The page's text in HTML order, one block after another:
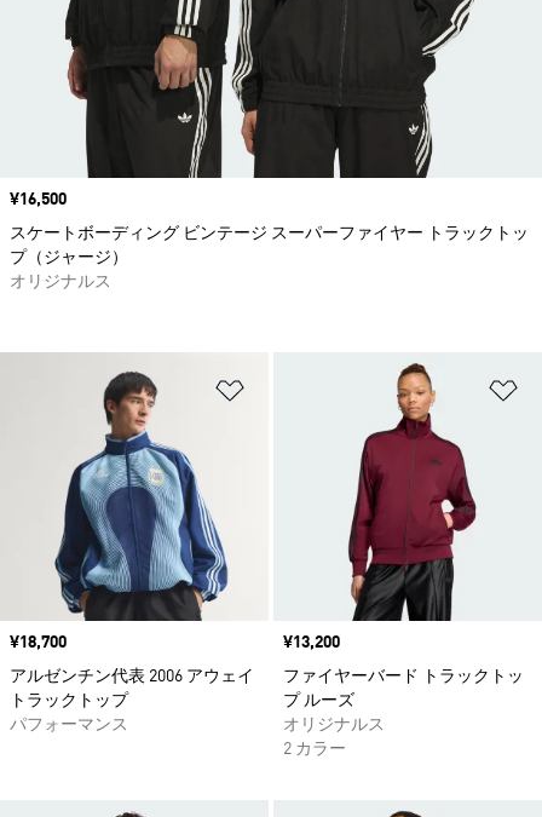
ほしいものリストに追加
価格
¥18,700
アルゼンチン代表 2006 アウェイ
トラックトップ
パフォーマンス
価格
¥13,200
ファイヤーバード トラックトッ
プ ルーズ
オリジナルス
2 カラー
価格
¥16,500
スケートボーディング ビンテージ スーパーファイヤー トラックトッ
プ（ジャージ）
オリジナルス